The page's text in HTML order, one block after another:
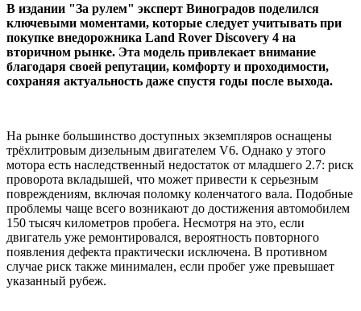
В издании "За рулем" эксперт Виноградов поделился
ключевыми моментами, которые следует учитывать при
покупке внедорожника Land Rover Discovery 4 на
вторичном рынке. Эта модель привлекает внимание
благодаря своей репутации, комфорту и проходимости,
сохраняя актуальность даже спустя годы после выхода.
На рынке большинство доступных экземпляров оснащены
трёхлитровым дизельным двигателем V6. Однако у этого
мотора есть наследственный недостаток от младшего 2.7: риск
проворота вкладышей, что может привести к серьезным
повреждениям, включая поломку коленчатого вала. Подобные
проблемы чаще всего возникают до достижения автомобилем
150 тысяч километров пробега. Несмотря на это, если
двигатель уже ремонтировался, вероятность повторного
появления дефекта практически исключена. В противном
случае риск также минимален, если пробег уже превышает
указанный рубеж.